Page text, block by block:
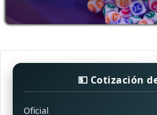
💵 Cotización
Oficial